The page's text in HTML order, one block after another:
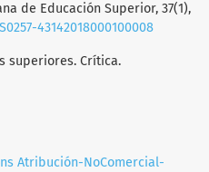
de Educación Superior, 37(1),
43142018000100008
superiores. Crítica.
Atribución-NoComercial-